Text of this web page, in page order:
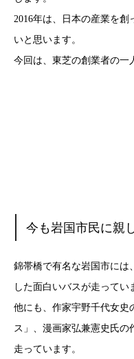
2016年は、日本の産業を
いと思います。
今回は、東芝の創業者の一
今も岩国市民に親
錦帯橋で有名な岩国市には
した面白いバスが走ってい
他にも、作家宇野千代女史
ス」、漫画家弘兼憲史氏
走っています。